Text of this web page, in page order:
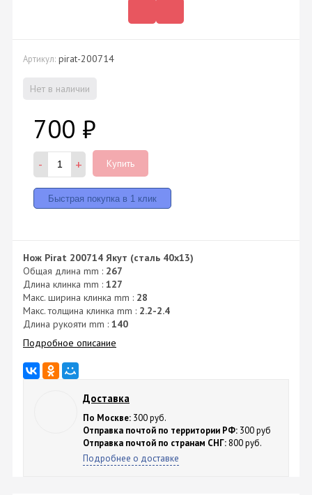
Артикул: pirat-200714
Нет в наличии
700 ₽
- + Купить
Нож Pirat 200714 Якут (сталь 40х13)
Общая длина mm : 267
Длина клинка mm : 127
Макс. ширина клинка mm : 28
Макс. толщина клинка mm : 2.2-2.4
Длина рукояти mm : 140
Подробное описание
Доставка
По Москве: 300 руб.
Отправка почтой по территории РФ: 300 руб
Отправка почтой по странам СНГ: 800 руб.
Подробнее о доставке